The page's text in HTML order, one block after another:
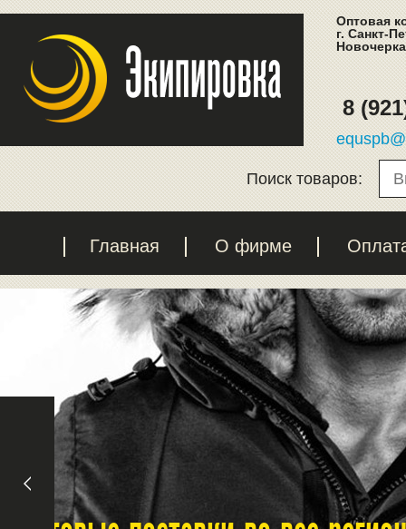
Оптовая
г. Санкт-
8
Поиск товаров:
Главная О фирме